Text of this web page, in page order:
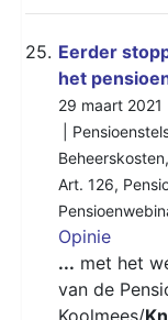
25. Eerder
het
29 maart
Beheerskosten,
Art. 126,
Opinie
... met het
van de
Koolmees/